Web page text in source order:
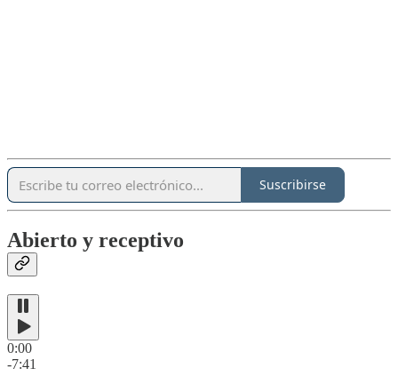
Suscribirse
Abierto y receptivo
0:00
-7:41